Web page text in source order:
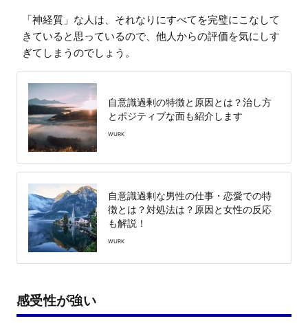
「神経質」な人は、それなりにすべてを完璧にこなして
きていると思っているので、他人からの評価を気にしす
自意識過剰の特徴と原因とは？治し方
とポジティブな面も紹介します
WURK
自意識過剰な男性の仕事・恋愛での特
徴とは？対処法は？原因と女性の反応
も解説！
WURK
感受性が強い